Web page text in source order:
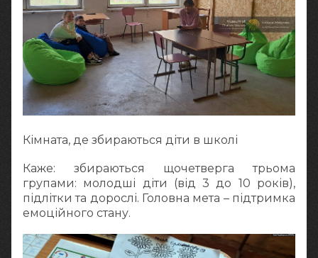
Кімната, де збираються діти в школі
Каже: збираються щочетверга трьома
групами: молодші діти (від 3 до 10 років),
підлітки та дорослі. Головна мета – підтримка
емоційного стану.